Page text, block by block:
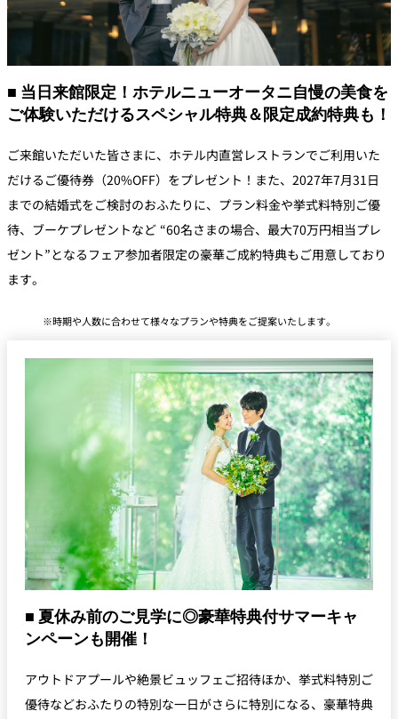
■ 当日来館限定！ホテルニューオータニ自慢の美食を
ご体験いただけるスペシャル特典＆限定成約特典も！
ご来館いただいた皆さまに、ホテル内直営レストランでご利用いた
だけるご優待券（20%OFF）をプレゼント！また、2027年7月31日
までの結婚式をご検討のおふたりに、プラン料金や挙式料特別ご優
待、ブーケプレゼントなど “60名さまの場合、最大70万円相当プレ
ゼント”となるフェア参加者限定の豪華ご成約特典もご用意しており
ます。
時期や人数に合わせて様々なプランや特典をご提案いたします。
■ 夏休み前のご見学に◎豪華特典付サマーキャ
ンペーンも開催！
アウトドアプールや絶景ビュッフェご招待ほか、挙式料特別ご
優待などおふたりの特別な一日がさらに特別になる、豪華特典